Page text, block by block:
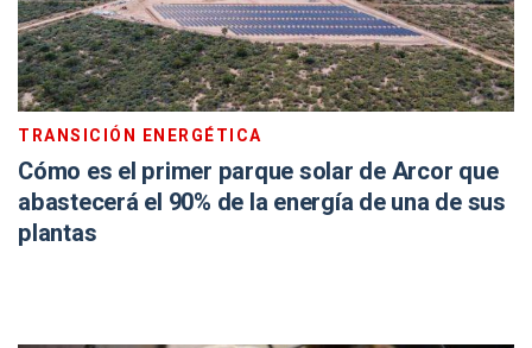
TRANSICIÓN ENERGÉTICA
Cómo es el primer parque solar de Arcor que
abastecerá el 90% de la energía de una de sus
plantas